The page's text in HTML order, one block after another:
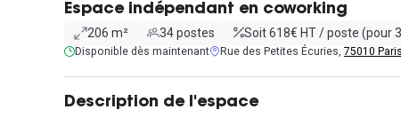
Espace indépendant en coworking
206 m² 34 postes Soit 618€ HT / poste (pour
Disponible dès maintenant Rue des Petites Écuries, 75010 Paris
Description de l'espace